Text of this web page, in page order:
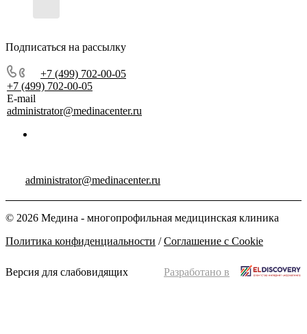
Подписаться на рассылку
+7 (499) 702-00-05
+7 (499) 702-00-05
E-mail
administrator@medinacenter.ru
administrator@medinacenter.ru
© 2026 Медина - многопрофильная медицинская клиника
Политика конфиденциальности /Соглашение с Cookie
Версия для слабовидящих Разработано в